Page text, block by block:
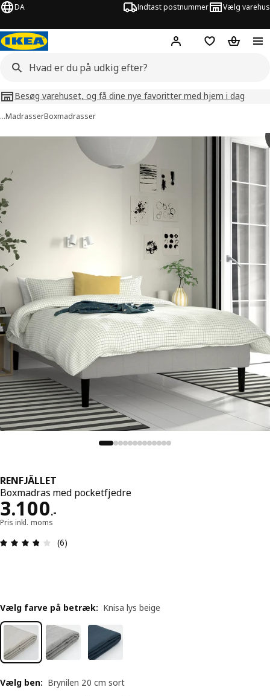
DA Indtast postnummer Vælg varehus
Hej! Log ind her
Huskeliste
Kurv
Besøg varehuset, og få dine nye favoritter med hjem i dag
…MadrasserBoxmadrasser
af RENFJÄLLET
RENFJÄLLET
Boxmadras med pocketfjedre
3.100.-
Pris 3100.-
Pris inkl. moms
Anmeldelse: 3.8 Ud af 5 Stjerner. Anmeldelser i
(6)
Vælg farve på betræk: Knisa lys beige
Vælg ben: Brynilen 20 cm sort